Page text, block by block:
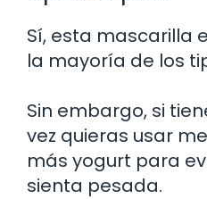
Sí, esta mascarilla
la mayoría de los
Sin embargo, si
vez quieras usar
más yogurt para
sienta pesada.